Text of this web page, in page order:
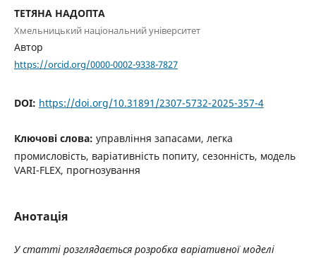
ТЕТЯНА НАДОПТА
Хмельницький національний університет
Автор
https://orcid.org/0000-0002-9338-7827
DOI: https://doi.org/10.31891/2307-5732-2025-357-4
Ключові слова: управління запасами, легка
промисловість, варіативність попиту, сезонність, модель
VARI-FLEX, прогнозування
Анотація
У статті розглядається розробка варіативної моделі